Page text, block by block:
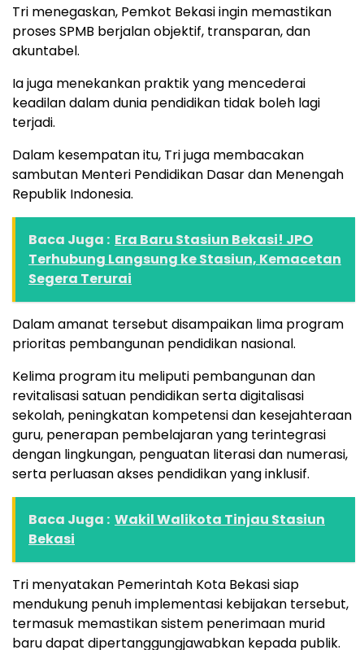
Tri menegaskan, Pemkot Bekasi ingin memastikan
proses SPMB berjalan objektif, transparan, dan
akuntabel.
Ia juga menekankan praktik yang mencederai
keadilan dalam dunia pendidikan tidak boleh lagi
terjadi.
Dalam kesempatan itu, Tri juga membacakan
sambutan Menteri Pendidikan Dasar dan Menengah
Republik Indonesia.
Baca Juga : Era Baru Stasiun Bekasi! JPO
Terhubung Langsung ke Stasiun, Kemacetan
Segera Terurai
Dalam amanat tersebut disampaikan lima program
prioritas pembangunan pendidikan nasional.
Kelima program itu meliputi pembangunan dan
revitalisasi satuan pendidikan serta digitalisasi
sekolah, peningkatan kompetensi dan kesejahteraan
guru, penerapan pembelajaran yang terintegrasi
dengan lingkungan, penguatan literasi dan numerasi,
serta perluasan akses pendidikan yang inklusif.
Baca Juga : Wakil Walikota Tinjau Stasiun
Bekasi
Tri menyatakan Pemerintah Kota Bekasi siap
mendukung penuh implementasi kebijakan tersebut,
termasuk memastikan sistem penerimaan murid
baru dapat dipertanggungjawabkan kepada publik.